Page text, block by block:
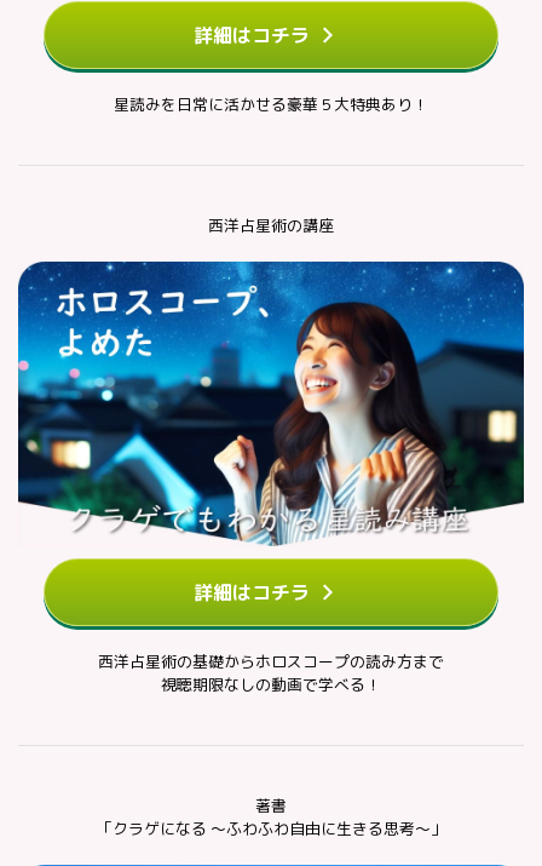
詳細はコチラ
星読みを日常に活かせる豪華５大特典あり！
西洋占星術の講座
詳細はコチラ
西洋占星術の基礎からホロスコープの読み方まで
視聴期限なしの動画で学べる！
著書
「クラゲになる ～ふわふわ自由に生きる思考～」